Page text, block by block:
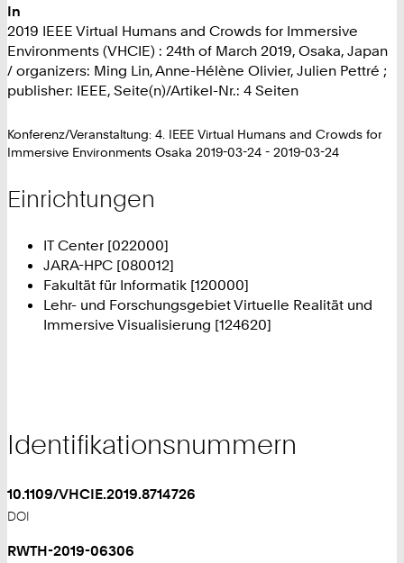
In
2019 IEEE Virtual Humans and Crowds for Immersive
Environments (VHCIE) : 24th of March 2019, Osaka, Japan
/ organizers: Ming Lin, Anne-Hélène Olivier, Julien Pettré ;
publisher: IEEE, Seite(n)/Artikel-Nr.: 4 Seiten
Konferenz/Veranstaltung: 4. IEEE Virtual Humans and Crowds for
Immersive Environments Osaka 2019-03-24 - 2019-03-24
Einrichtungen
IT Center [022000]
JARA-HPC [080012]
Fakultät für Informatik [120000]
Lehr- und Forschungsgebiet Virtuelle Realität und
Immersive Visualisierung [124620]
Identifikationsnummern
10.1109/VHCIE.2019.8714726
DOI
RWTH-2019-06306